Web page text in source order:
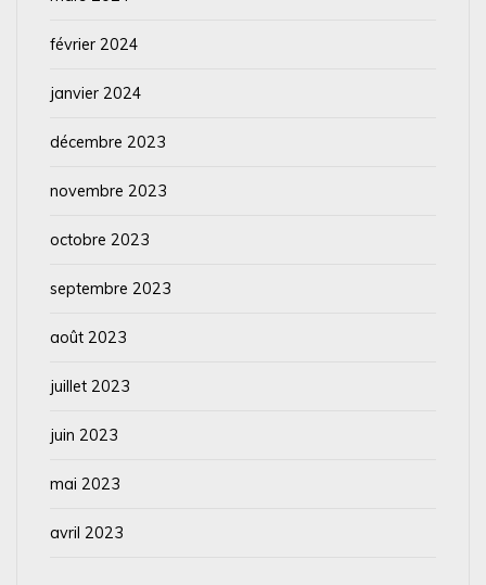
février 2024
janvier 2024
décembre 2023
novembre 2023
octobre 2023
septembre 2023
août 2023
juillet 2023
juin 2023
mai 2023
avril 2023